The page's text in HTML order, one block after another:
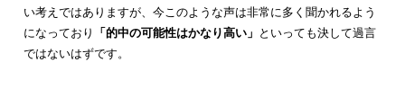
い考えではありますが、今このような声は非常に多く聞かれるよう
になっており
「的中の可能性はかなり高い」 といっても決して過言
ではないはずです。